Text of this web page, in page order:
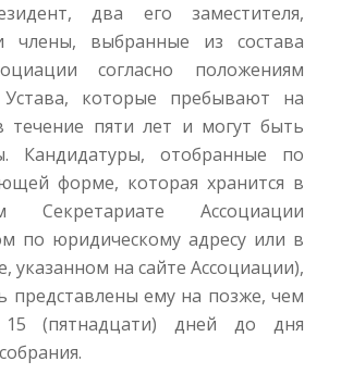
два его заместителя,
члены, выбранные из состава
согласно положениям
Устава, которые пребывают на
течение пяти лет и могут быть
Кандидатуры, отобранные по
форме, которая хранится в
Секретариате Ассоциации
по юридическому адресу или в
указанном на сайте Ассоциации),
представлены ему на позже, чем
(пятнадцати) дней до дня